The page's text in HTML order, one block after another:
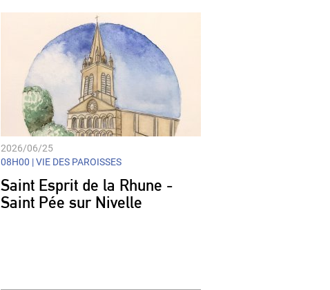
2026/06/25
08H00 |VIE DES PAROISSES
Saint Esprit de la Rhune -
Saint Pée sur Nivelle